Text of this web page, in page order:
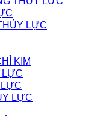
LỰC
KIM
LỰC
LỰC